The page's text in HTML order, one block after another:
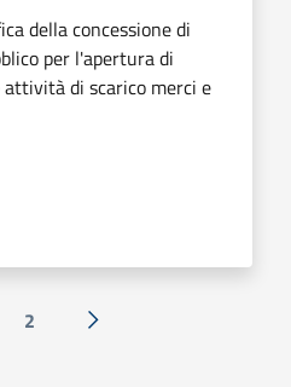
della concessione di
per l'apertura di
di scarico merci e
2 Successiva »